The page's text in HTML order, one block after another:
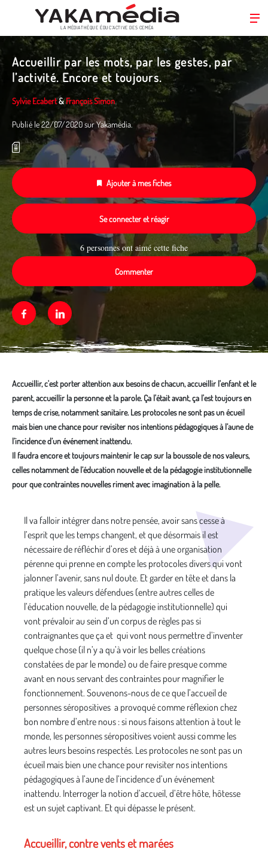
Aller
au
contenu
principal
LA MÉDIATHÈQUE ÉDUC’ACTIVE DES CEMÉA
Accueillir par les mots, par les gestes, par
l’activité. Encore et toujours.
Sylvie Ecabert&François Simon
Publié le 22/07/2020 sur Yakamédia.
Ajouter à mes fiches
Se connecter et réagir
6 personnes ont aimé cette fiche
Commenter
FacebookLinkedin
Accueillir, c'est porter attention aux besoins de chacun, accueillir l'enfant et le
parent, accueillir la personne et la parole. Ça l'était avant, ça l'est toujours en
temps de crise, notamment sanitaire. Les protocoles ne sont pas un écueil
mais bien une chance pour revisiter nos intentions pédagogiques à l’aune de
l’incidence d’un événement inattendu.
Il faudra encore et toujours maintenir le cap sur la boussole de nos valeurs,
celles notamment de l’éducation nouvelle et de la pédagogie institutionnelle
pour que contraintes nouvelles riment avec imagination à la pelle.
Il va falloir intégrer dans notre pensée, avoir sans cesse à
l’esprit que les temps changent, et que désormais il est
nécessaire de réfléchir d’ores et déjà à une organisation
pérenne qui prenne en compte les protocoles divers qui vont
jalonner l’avenir, sans nul doute. Et garder en tête et dans la
pratique les valeurs défendues (entre autres celles de
l’éducation nouvelle, de la pédagogie institutionnelle) qui
vont prévaloir au sein d’un corpus de règles pas si
contraignantes que ça et qui vont nous permettre d’inventer
quelque chose (il n’y a qu’à voir les belles créations
constatées de par le monde) ou de faire presque comme
avant en nous servant des contraintes pour magnifier le
fonctionnement. Souvenons-nous de ce que l’accueil de
personnes séropositives a provoqué comme réflexion chez
bon nombre d’entre nous : si nous faisons attention à tout le
monde, les personnes séropositives voient aussi comme les
autres leurs besoins respectés. Les protocoles ne sont pas un
écueil mais bien une chance pour revisiter nos intentions
pédagogiques à l’aune de l’incidence d’un événement
inattendu. Interroger la notion d’accueil, d’être hôte, hôtesse
est un sujet captivant. Et qui dépasse le présent.
Accueillir, contre vents et marées